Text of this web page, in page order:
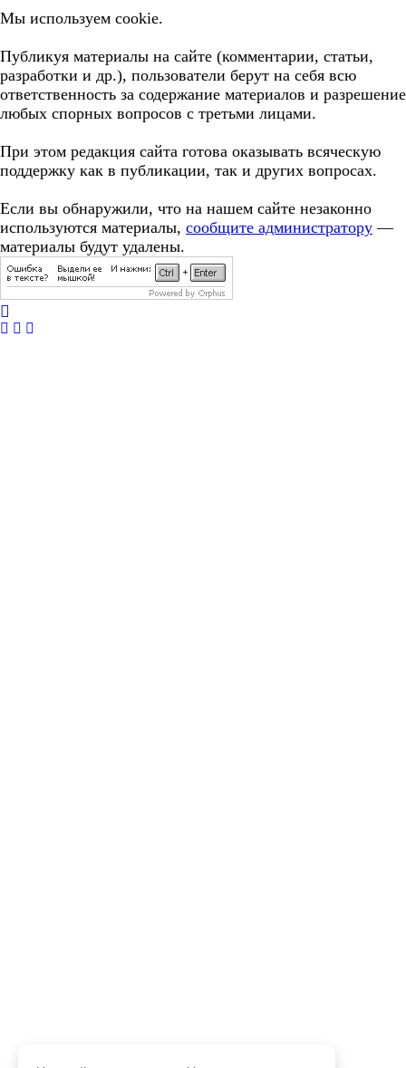
Мы используем cookie.
Публикуя материалы на сайте (комментарии, статьи,
разработки и др.), пользователи берут на себя всю
ответственность за содержание материалов и разрешение
любых спорных вопросов с третьми лицами.
При этом редакция сайта готова оказывать всяческую
поддержку как в публикации, так и других вопросах.
Если вы обнаружили, что на нашем сайте незаконно
используются материалы, сообщите администратору —
материалы будут удалены.